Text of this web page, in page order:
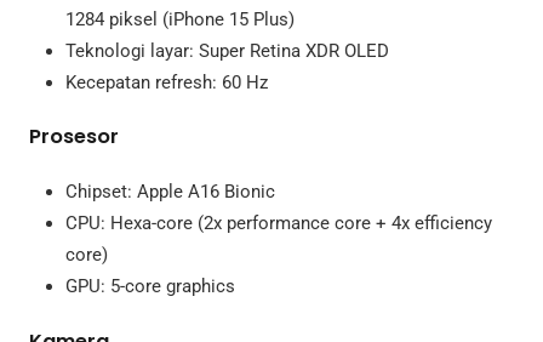
1284 piksel (iPhone 15 Plus)
Teknologi layar: Super Retina XDR OLED
Kecepatan refresh: 60 Hz
Prosesor
Chipset: Apple A16 Bionic
CPU: Hexa-core (2x performance core + 4x efficiency
core)
GPU: 5-core graphics